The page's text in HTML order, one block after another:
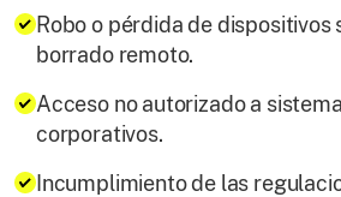
Robo o pérdida de dispositivos
borrado remoto.
Acceso no autorizado a
corporativos.
Incumplimiento de las